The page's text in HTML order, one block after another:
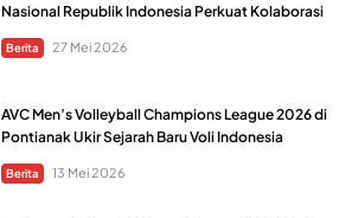
Nasional Republik Indonesia Perkuat Kolaborasi
Berita 27 Mei 2026
AVC Men’s Volleyball Champions League 2026 di
Pontianak Ukir Sejarah Baru Voli Indonesia
Berita 13 Mei 2026